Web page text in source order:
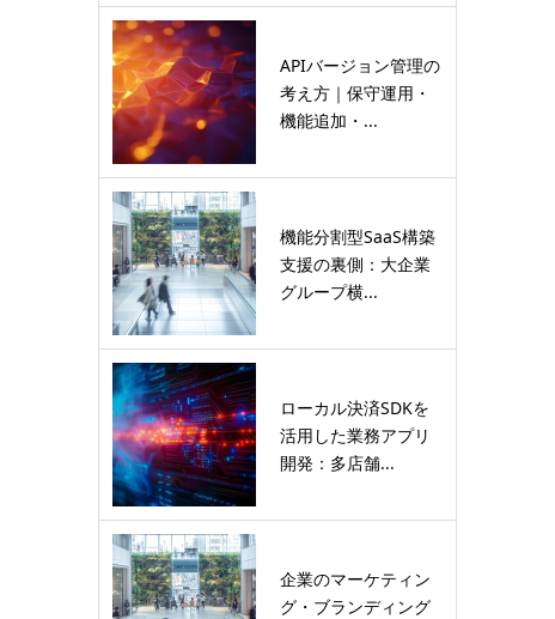
APIバージョン管理の
考え方｜保守運用・
機能追加・...
機能分割型SaaS構築
支援の裏側：大企業
グループ横...
ローカル決済SDKを
活用した業務アプリ
開発：多店舗...
企業のマーケティン
グ・ブランディング